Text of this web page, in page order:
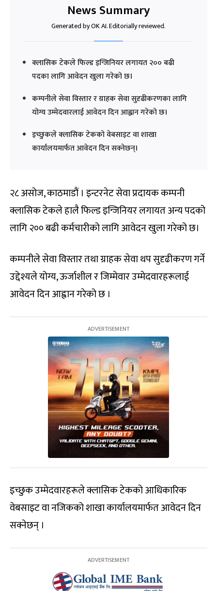
News Summary
Generated by OK AI. Editorially reviewed.
क्लासिक टेकले फिल्ड इन्जिनियर लगायत २०० बढी
पदका लागि आवेदन खुला गरेको छ।
कम्पनीले सेवा विस्तार र ग्राहक सेवा सुदृढीकरणका लागि
योग्य उम्मेदवारलाई आवेदन दिन आह्वान गरेको छ।
इच्छुकले क्लासिक टेकको वेबसाइट वा शाखा
कार्यालयमार्फत आवेदन दिन सक्नेछन्।
२८ असोज, काठमाडौं । इन्टरनेट सेवा प्रदायक कम्पनी
क्लासिक टेकले हालै फिल्ड इन्जिनियर लगायत अन्य पदको
लागि २०० बढी कर्मचारीको लागि आवेदन खुला गरेको छ।
कम्पनीले सेवा विस्तार तथा ग्राहक सेवा थप सुदृढीकरण गर्ने
उद्देश्यले योग्य, ऊर्जाशील र जिम्मेवार उम्मेदवारहरूलाई
आवेदन दिन आह्वान गरेको छ ।
इच्छुक उम्मेदवारहरूले क्लासिक टेकको आधिकारिक
वेबसाइट वा नजिकको शाखा कार्यालयमार्फत आवेदन दिन
सक्नेछन् ।